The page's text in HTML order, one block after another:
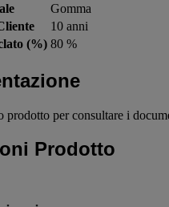
Gomma
10 anni
(%) 80 %
prodotto per consultare i
Prodotto